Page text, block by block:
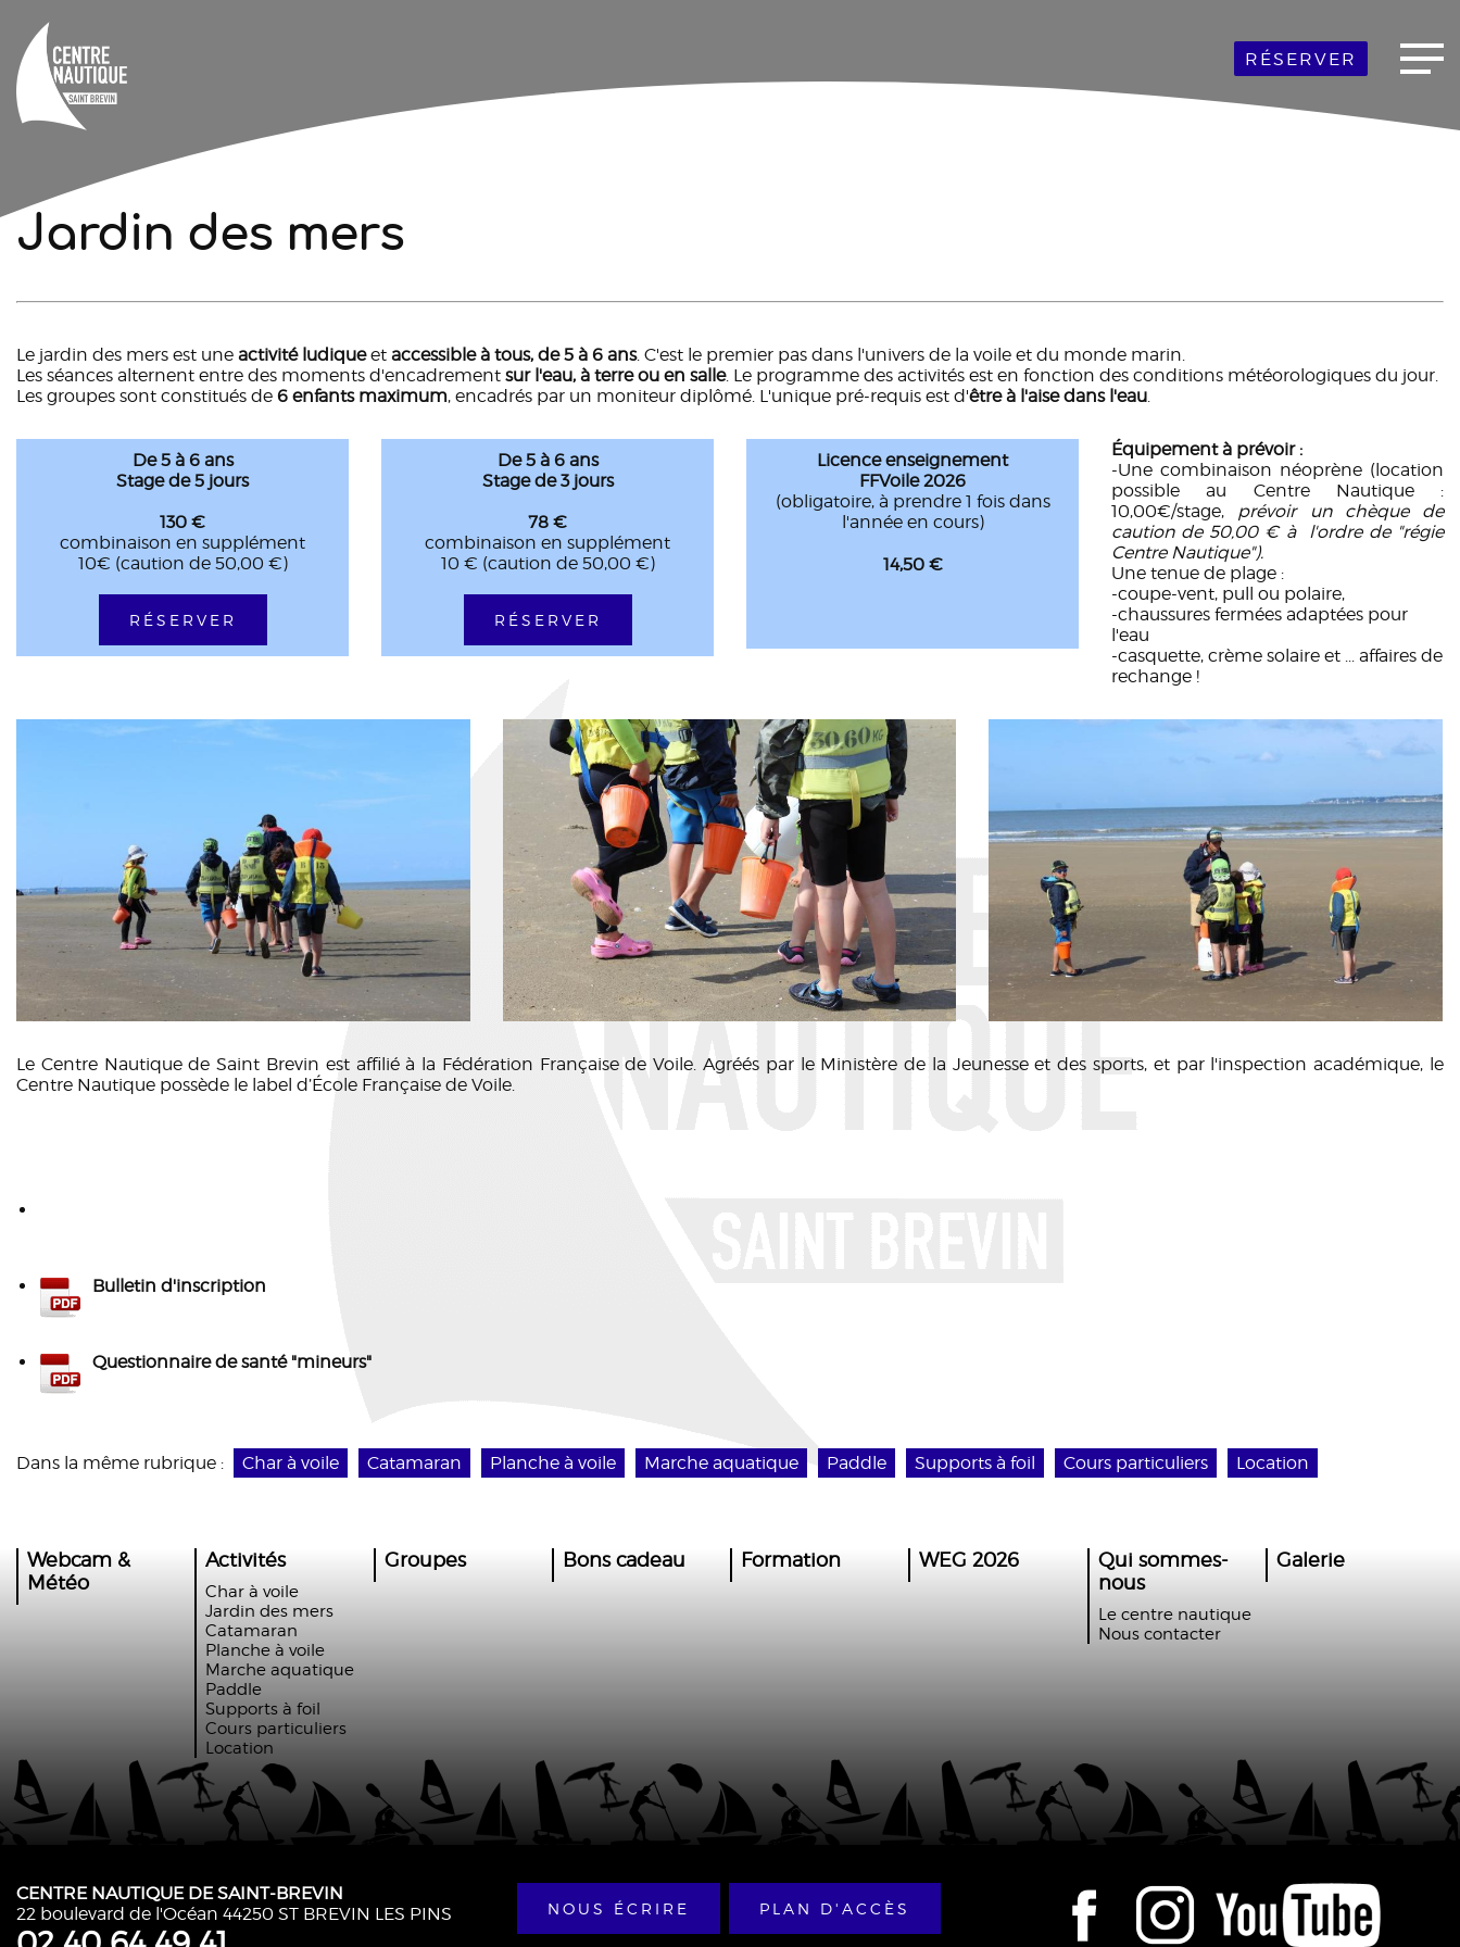
RÉSERVER
Jardin des mers
Le jardin des mers est une activité ludiqueet accessible à tous, de 5 à 6 ans. C'est le premier pas dans l'univers de la voile et du monde marin.
Les séances alternent entre des moments d'encadrement sur l'eau, à terre ou en salle. Le programme des activités est en fonction des conditions météorologiques du jour.
Les groupes sont constitués de 6 enfants maximum, encadrés par un moniteur diplômé. L'unique pré-requis est d'être à l'aise dans l'eau.
De 5 à 6 ans
Stage de 5 jours
130 €
combinaison en supplément
10€ (caution de 50,00 €)
RÉSERVER
De 5 à 6 ans
Stage de 3 jours
78 €
combinaison en supplément
10 € (caution de 50,00 €)
RÉSERVER
Licence enseignement
FFVoile 2026
(obligatoire, à prendre 1 fois dans
l'année en cours)
14,50 €
Équipement à prévoir :
-Une combinaison néoprène (location
possible au Centre Nautique :
10,00€/stage, prévoir un chèque de
caution de 50,00 € à l'ordre de "régie
Centre Nautique").
Une tenue de plage :
-coupe-vent, pull ou polaire,
-chaussures fermées adaptées pour
l'eau
-casquette, crème solaire et ... affaires de
rechange !
Le Centre Nautique de Saint Brevin est affilié à la Fédération Française de Voile. Agréés par le Ministère de la Jeunesse et des sports, et par l'inspection académique, le
Centre Nautique possède le label d’École Française de Voile.
Bulletin d'inscription
Questionnaire de santé "mineurs"
Dans la même rubrique : Char à voile Catamaran Planche à voile Marche aquatique Paddle Supports à foil Cours particuliers Location
Webcam &
Météo
Activités
Char à voile
Jardin des mers
Catamaran
Planche à voile
Marche aquatique
Paddle
Supports à foil
Cours particuliers
Location
Groupes Bons cadeau Formation WEG 2026
Qui sommes-
nous
Le centre nautique
Nous contacter
Galerie
CENTRE NAUTIQUE DE SAINT-BREVIN
22 boulevard de l'Océan 44250 ST BREVIN LES PINS
NOUS ÉCRIRE PLAN D'ACCÈS